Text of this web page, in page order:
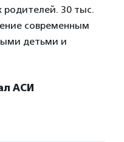
родителей. 30 тыс.
современным
детьми и
АСИ